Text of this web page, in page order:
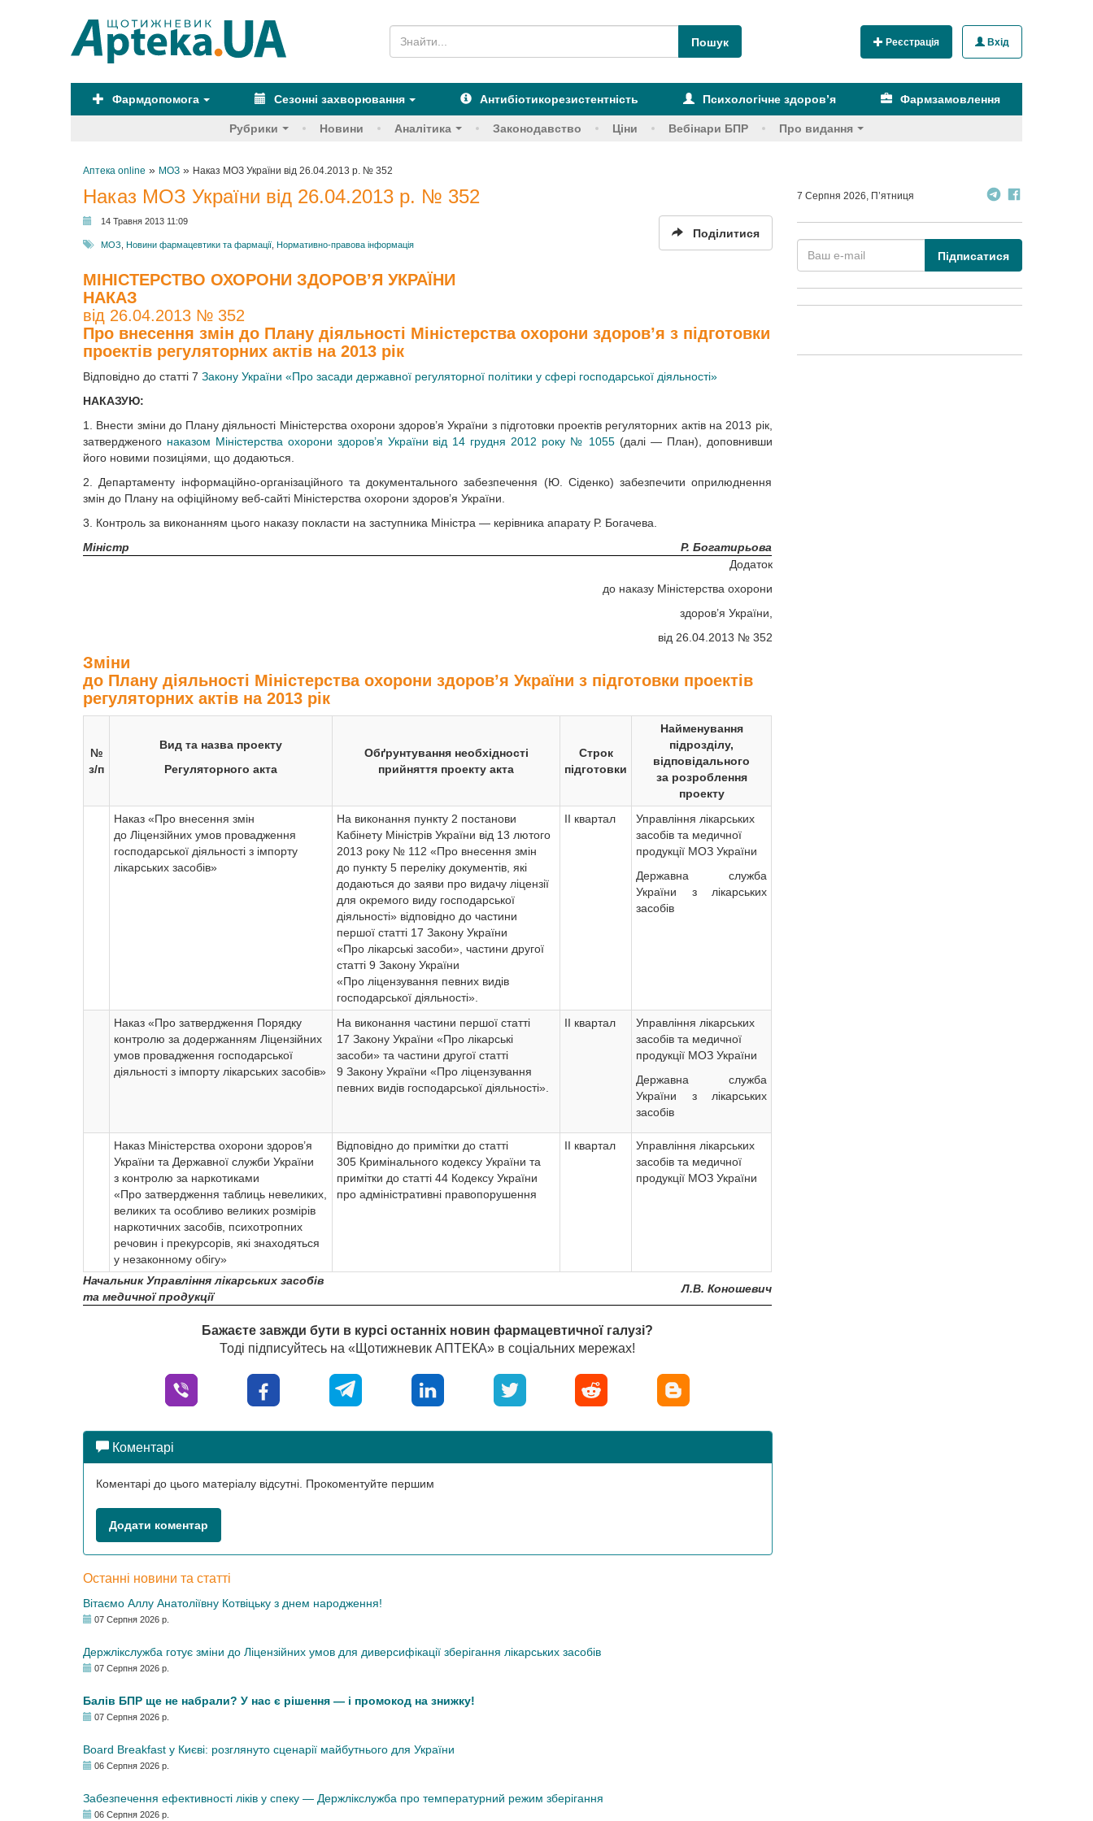
Реєстрація Вхід
Фармдопомога Сезонні захворювання Антибіотикорезистентність Психологічне здоров’я Фармзамовлення
Рубрики Новини Аналітика Законодавство Ціни Вебінари БПР Про видання
Аптека online » МОЗ » Наказ МОЗ України від 26.04.2013 р. № 352
Наказ МОЗ України від 26.04.2013 р. № 352
14 Травня 2013 11:09
МОЗ Новини фармацевтики та фармації Нормативно-правова інформація
Поділитися
МІНІСТЕРСТВО ОХОРОНИ ЗДОРОВ’Я УКРАЇНИ
НАКАЗ
від 26.04.2013 № 352
Про внесення змін до Плану діяльності Міністерства охорони здоров’я з підготовки
проектів регуляторних актів на 2013 рік
Відповідно до статті 7 Закону України «Про засади державної регуляторної політики у сфері господарської діяльності»
НАКАЗУЮ:
1. Внести зміни до Плану діяльності Міністерства охорони здоров’я України з підготовки проектів регуляторних актів на 2013 рік,
затвердженого наказом Міністерства охорони здоров’я України від 14 грудня 2012 року № 1055(далі — План), доповнивши
його новими позиціями, що додаються.
2. Департаменту інформаційно-організаційного та документального забезпечення (Ю. Сіденко) забезпечити оприлюднення
змін до Плану на офіційному веб-сайті Міністерства охорони здоров’я України.
3. Контроль за виконанням цього наказу покласти на заступника Міністра — керівника апарату Р. Богачева.
Міністр
Р. Богатирьова
Додаток
до наказу Міністерства охорони
здоров’я України,
від 26.04.2013 № 352
Зміни
до Плану діяльності Міністерства охорони здоров’я України з підготовки проектів
регуляторних актів на 2013 рік
№
з/п
Вид та назва проекту
Регуляторного акта
Обґрунтування необхідності
прийняття проекту акта
Строк
підготовки
Найменування
підрозділу,
відповідального
за розроблення
проекту
Наказ «Про внесення змін
до Ліцензійних умов провадження
господарської діяльності з імпорту
лікарських засобів»
На виконання пункту 2 постанови
Кабінету Міністрів України від 13 лютого
2013 року № 112 «Про внесення змін
до пункту 5 переліку документів, які
додаються до заяви про видачу ліцензії
для окремого виду господарської
діяльності» відповідно до частини
першої статті 17 Закону України
«Про лікарські засоби», частини другої
статті 9 Закону України
«Про ліцензування певних видів
господарської діяльності».
ІІ квартал
Управління лікарських
засобів та медичної
продукції МОЗ України
Державна служба
України з лікарських
засобів
Наказ «Про затвердження Порядку
контролю за додержанням Ліцензійних
умов провадження господарської
діяльності з імпорту лікарських засобів»
На виконання частини першої статті
17 Закону України «Про лікарські
засоби» та частини другої статті
9 Закону України «Про ліцензування
певних видів господарської діяльності».
ІІ квартал
Управління лікарських
засобів та медичної
продукції МОЗ України
Державна служба
України з лікарських
засобів
Наказ Міністерства охорони здоров’я
України та Державної служби України
з контролю за наркотиками
«Про затвердження таблиць невеликих,
великих та особливо великих розмірів
наркотичних засобів, психотропних
речовин і прекурсорів, які знаходяться
у незаконному обігу»
Відповідно до примітки до статті
305 Кримінального кодексу України та
примітки до статті 44 Кодексу України
про адміністративні правопорушення
ІІ квартал
Управління лікарських
засобів та медичної
продукції МОЗ України
Начальник Управління лікарських засобів
та медичної продукції
Л.В. Коношевич
Бажаєте завжди бути в курсі останніх новин фармацевтичної галузі?
Тоді підписуйтесь на «Щотижневик АПТЕКА» в соціальних мережах!
Коментарі
Коментарі до цього матеріалу відсутні. Прокоментуйте першим
Додати коментар
Останні новини та статті
Вітаємо Аллу Анатоліївну Котвіцьку з днем народження!
07 Серпня 2026 р.
Держлікслужба готує зміни до Ліцензійних умов для диверсифікації зберігання лікарських засобів
07 Серпня 2026 р.
Балів БПР ще не набрали? У нас є рішення — і промокод на знижку!
07 Серпня 2026 р.
Board Breakfast у Києві: розглянуто сценарії майбутнього для України
06 Серпня 2026 р.
Забезпечення ефективності ліків у спеку — Держлікслужба про температурний режим зберігання
06 Серпня 2026 р.
7 Серпня 2026, П’ятниця
Підписатися